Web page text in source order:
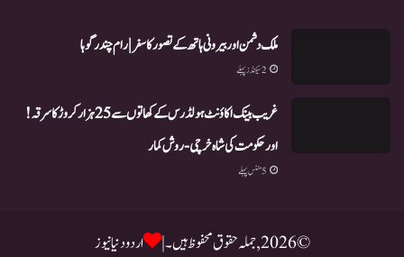
ملک دشمن اور بیرونی ہاتھ کے تصور کا سفر | رام چندر گوہا
2 سیکنڈز پہلے
غریب بینک اکاؤنٹ ہولڈرس کے کھاتوں سے 25 ہزار کروڑ کا سرقہ!
اور حکومت کی شاہ خرچی-روش کمار
5 منٹس پہلے
© 2026, جملہ حقوق محفوظ ہیں۔ | اردو دنیا نیوز